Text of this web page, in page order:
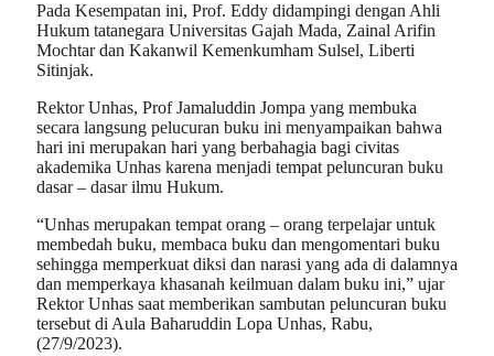
Pada Kesempatan ini, Prof. Eddy didampingi dengan Ahli
Hukum tatanegara Universitas Gajah Mada, Zainal Arifin
Mochtar dan Kakanwil Kemenkumham Sulsel, Liberti
Sitinjak.
Rektor Unhas, Prof Jamaluddin Jompa yang membuka
secara langsung pelucuran buku ini menyampaikan bahwa
hari ini merupakan hari yang berbahagia bagi civitas
akademika Unhas karena menjadi tempat peluncuran buku
dasar – dasar ilmu Hukum.
“Unhas merupakan tempat orang – orang terpelajar untuk
membedah buku, membaca buku dan mengomentari buku
sehingga memperkuat diksi dan narasi yang ada di dalamnya
dan memperkaya khasanah keilmuan dalam buku ini,” ujar
Rektor Unhas saat memberikan sambutan peluncuran buku
tersebut di Aula Baharuddin Lopa Unhas, Rabu,
(27/9/2023).